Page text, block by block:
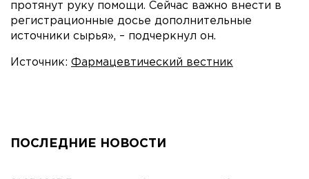
протянут руку помощи. Сейчас важно внести в
регистрационные досье дополнительные
источники сырья», – подчеркнул он.
Источник: Фармацевтический вестник
ПОСЛЕДНИЕ НОВОСТИ